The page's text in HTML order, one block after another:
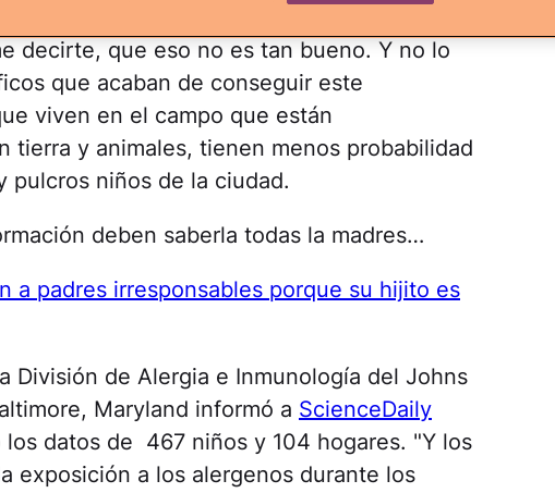
de su bebé, a limpiarlo del mínimo
decirte, que eso no es tan bueno. Y no lo
que acaban de conseguir este
viven en el campo que están
tierra y animales, tienen menos probabilidad
pulcros niños de la ciudad.
deben saberla todas la madres…
a padres irresponsables porque su hijito es
División de Alergia e Inmunología del Johns
Maryland informó a ScienceDaily
datos de 467 niños y 104 hogares. "Y los
exposición a los alergenos durante los